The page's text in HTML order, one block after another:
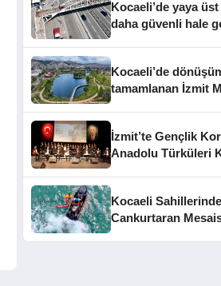
Kocaeli’de yaya
daha güvenli hale
Kocaeli’de
tamamlanan İzmit
İzmit’te Gençlik
Anadolu Türküleri
Kocaeli Sahillerinde
Cankurtaran